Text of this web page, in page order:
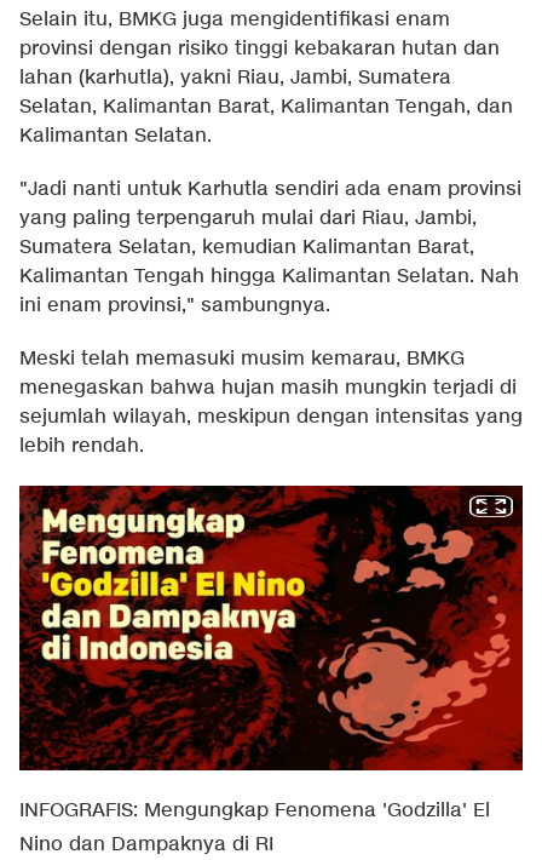
Selain itu, BMKG juga mengidentifikasi enam
provinsi dengan risiko tinggi kebakaran hutan dan
lahan (karhutla), yakni Riau, Jambi, Sumatera
Selatan, Kalimantan Barat, Kalimantan Tengah, dan
Kalimantan Selatan.
"Jadi nanti untuk Karhutla sendiri ada enam provinsi
yang paling terpengaruh mulai dari Riau, Jambi,
Sumatera Selatan, kemudian Kalimantan Barat,
Kalimantan Tengah hingga Kalimantan Selatan. Nah
ini enam provinsi," sambungnya.
Meski telah memasuki musim kemarau, BMKG
menegaskan bahwa hujan masih mungkin terjadi di
sejumlah wilayah, meskipun dengan intensitas yang
lebih rendah.
INFOGRAFIS: Mengungkap Fenomena 'Godzilla' El
Nino dan Dampaknya di RI